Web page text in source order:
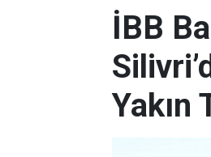
İBB
Yakın